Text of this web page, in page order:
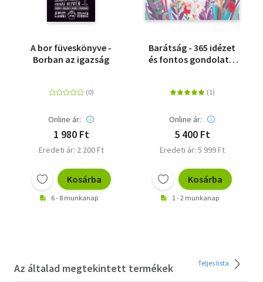
A bor füveskönyve -
Borban az igazság
Online ár:
1 980 Ft
Eredeti ár: 2 200 Ft
Kosárba
6 - 8 munkanap
Barátság - 365 idézet
és fontos gondolat a
Online ár:
5 400 Ft
Eredeti ár: 5 999 Ft
Kosárba
1 - 2 munkanap
Az általad megtekintett termékek Teljes lista